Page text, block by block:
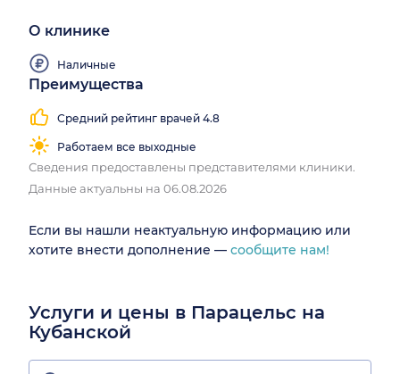
О клинике
Наличные
Преимущества
Средний рейтинг врачей 4.8
Работаем все выходные
Сведения предоставлены представителями клиники.
Данные актуальны на 06.08.2026
Если вы нашли неактуальную информацию или
хотите внести дополнение — сообщите нам!
Услуги и цены в Парацельс на
Кубанской